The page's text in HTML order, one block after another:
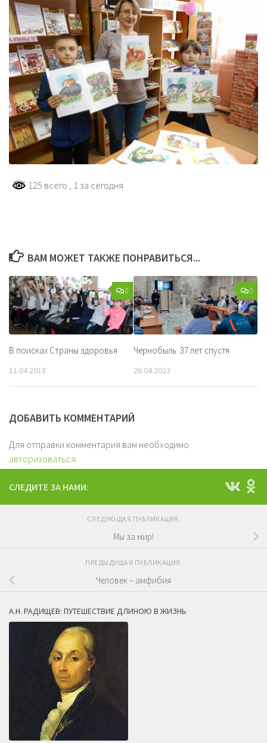
125 всего , 1 за сегодня
ВАМ МОЖЕТ ТАКЖЕ ПОНРАВИТЬСЯ...
0
В поисках Страны здоровья
11.04.2018
0
Чернобыль: 37 лет спустя
26.04.2023
ДОБАВИТЬ КОММЕНТАРИЙ
Для отправки комментария вам необходимо
авторизоваться.
СЛЕДИТЕ ЗА НАМИ:
СЛЕДУЮЩАЯ ПУБЛИКАЦИЯ
Мы за мир!
ПРЕДЫДУЩАЯ ПУБЛИКАЦИЯ
Человек – амфибия
А.Н. РАДИЩЕВ: ПУТЕШЕСТВИЕ ДЛИНОЮ В ЖИЗНЬ